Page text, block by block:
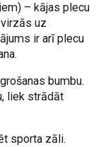
– kājas plecu
uz
ir arī plecu
bumbu.
liek strādāt
sporta zāli.